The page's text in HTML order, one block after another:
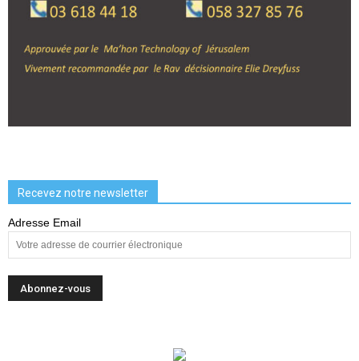
Recevez notre newsletter
Adresse Email